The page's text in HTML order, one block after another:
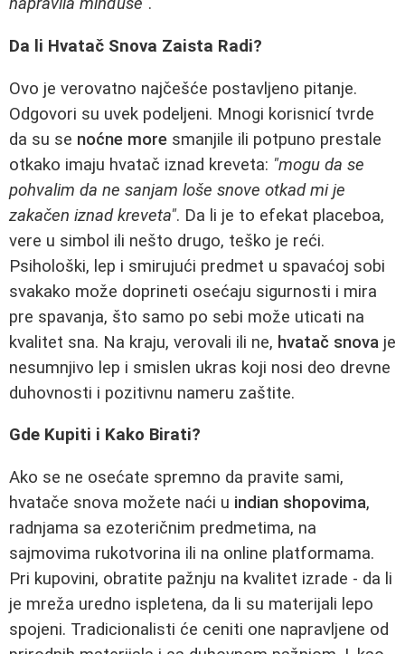
napravila minđuše" .
Da li Hvatač Snova Zaista Radi?
Ovo je verovatno najčešće postavljeno pitanje.
Odgovori su uvek podeljeni. Mnogi korisnicí tvrde
da su se noćne more smanjile ili potpuno prestale
otkako imaju hvatač iznad kreveta: "mogu da se
pohvalim da ne sanjam loše snove otkad mi je
zakačen iznad kreveta". Da li je to efekat placeboa,
vere u simbol ili nešto drugo, teško je reći.
Psihološki, lep i smirujući predmet u spavaćoj sobi
svakako može doprineti osećaju sigurnosti i mira
pre spavanja, što samо po sebi može uticati na
kvalitet sna. Na kraju, verovali ili ne, hvatač snova je
nesumnjivo lep i smislen ukras koji nosi deo drevne
duhovnosti i pozitivnu nameru zaštite.
Gde Kupiti i Kako Birati?
Ako se ne osećate spremno da pravite sami,
hvatače snova možete naći u indian shopovima,
radnjama sa ezoteričnim predmetima, na
sajmovima rukotvorina ili na online platformama.
Pri kupovini, obratite pažnju na kvalitet izrade - da li
je mreža uredno ispletena, da li su materijali lepo
spojeni. Tradicionalisti će ceniti one napravljene od